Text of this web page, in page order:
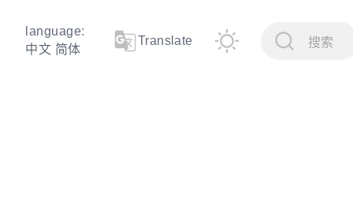
language:
中文 简体
Translate 搜索